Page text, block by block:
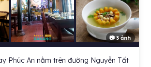
📷 3 ảnh
Phúc An nằm trên đường Nguyễn Tất